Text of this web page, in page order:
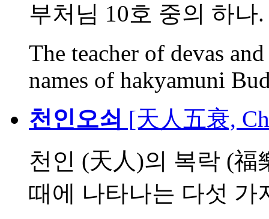
부처님 10호 중의 하
The teacher of devas
names of hakyamuni
천인오쇠 [天人五衰,
천인 (天人)의 복락 (福
때에 나타나는 다섯 가